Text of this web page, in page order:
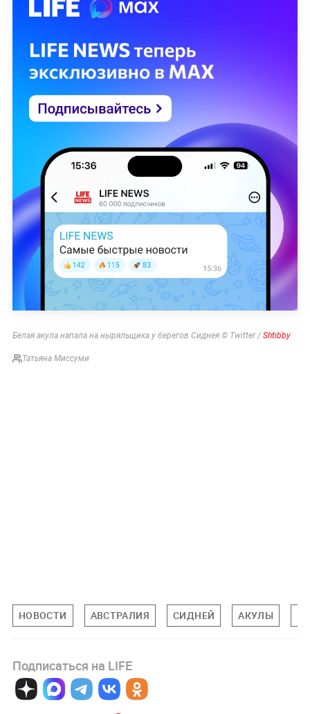
Белая акула напала на ныряльщика у берегов Сиднея © Twitter / Shtibby
Татьяна Миссуми
НОВОСТИ АВСТРАЛИЯ СИДНЕЙ АКУЛЫ
Подписаться на LIFE